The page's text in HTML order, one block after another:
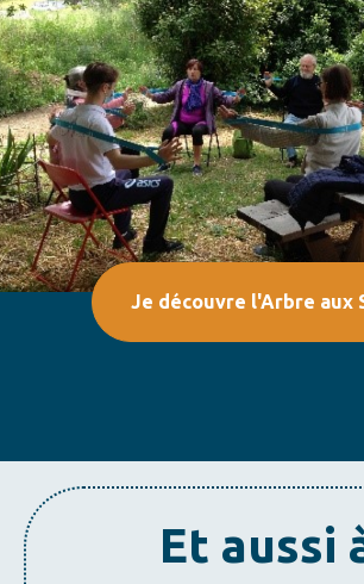
Je découvre l'Arbre aux
Et aussi